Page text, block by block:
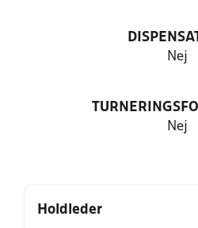
Nej
Nej
Holdleder